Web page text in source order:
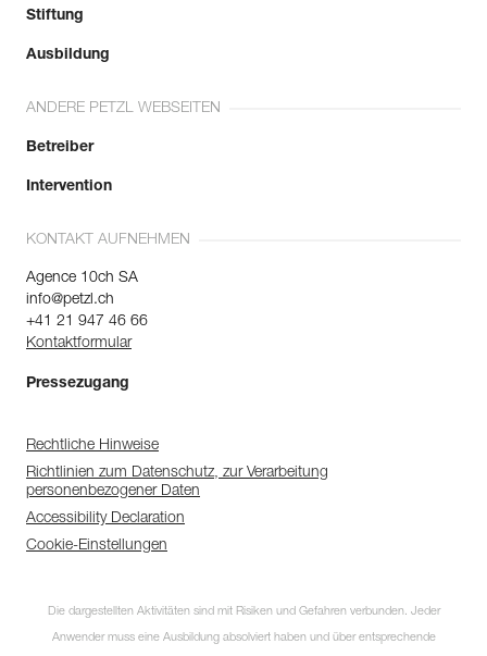
Stiftung
Ausbildung
ANDERE PETZL WEBSEITEN
Betreiber
Intervention
KONTAKT AUFNEHMEN
Agence 10ch SA
info@petzl.ch
+41 21 947 46 66
Kontaktformular
Pressezugang
Rechtliche Hinweise
Richtlinien zum Datenschutz, zur Verarbeitung
personenbezogener Daten
Accessibility Declaration
Cookie-Einstellungen
Die dargestellten Aktivitäten sind mit Risiken und Gefahren verbunden. Jeder
Anwender muss eine Ausbildung absolviert haben und über entsprechende